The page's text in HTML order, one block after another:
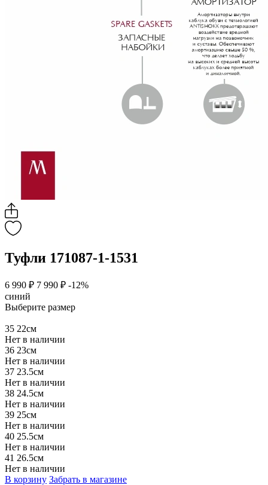
Туфли 171087-1-1531
6 990 ₽ 7 990 ₽ -12%
синий
Выберите размер
35 22см
Нет в наличии
36 23см
Нет в наличии
37 23.5см
Нет в наличии
38 24.5см
Нет в наличии
39 25см
Нет в наличии
40 25.5см
Нет в наличии
41 26.5см
Нет в наличии
В корзину Забрать в магазине